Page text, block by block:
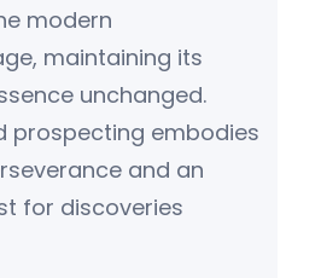
modern
maintaining its
unchanged.
prospecting embodies
and an
for discoveries